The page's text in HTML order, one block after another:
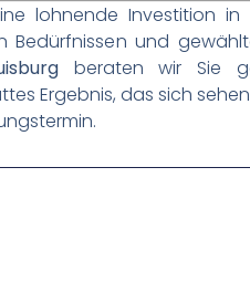
lohnende Investition
Bedürfnissen und
beraten wir Sie
Ergebnis, das sich